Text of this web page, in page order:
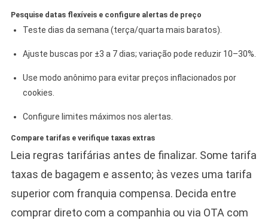
Pesquise datas flexíveis e configure alertas de preço
Teste dias da semana (terça/quarta mais baratos).
Ajuste buscas por ±3 a 7 dias; variação pode reduzir 10–30%.
Use modo anônimo para evitar preços inflacionados por
cookies.
Configure limites máximos nos alertas.
Compare tarifas e verifique taxas extras
Leia regras tarifárias antes de finalizar. Some tarifa
taxas de bagagem e assento; às vezes uma tarifa
superior com franquia compensa. Decida entre
comprar direto com a companhia ou via OTA com